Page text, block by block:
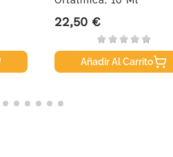
Precio
22,50 €
Añadir Al Carrito